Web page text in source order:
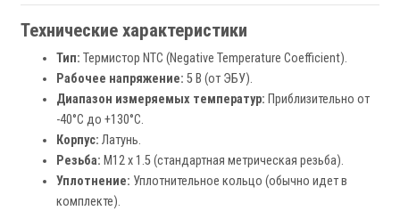
Технические характеристики
Тип: Термистор NTC (Negative Temperature Coefficient).
Рабочее напряжение: 5 В (от ЭБУ).
Диапазон измеряемых температур: Приблизительно от
-40°C до +130°C.
Корпус: Латунь.
Резьба: M12 x 1.5 (стандартная метрическая резьба).
Уплотнение: Уплотнительное кольцо (обычно идет в
комплекте).